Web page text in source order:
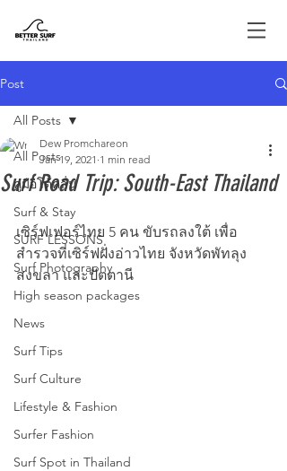
Post
All Posts
คู่มือโต้คลื่น
Surf & Stay
SURF LESSONS
Surf Photography
High season packages
News
Surf Tips
Surf Culture
Lifestyle & Fashion
Surfer Fashion
Surf Spot in Thailand
All Posts
Surf Road Trip: South-East Thailand
Dew Promchareon
Jan 19, 2021 1 min read
เซิร์ฟเฟอร์ไทย 5 คน ขับรถลงใต้ เพื่อ
สำรวจที่เซิร์ฟฝั่งอ่าวไทย จังหวัดพัทลุง
สงขลา และปัตตานี